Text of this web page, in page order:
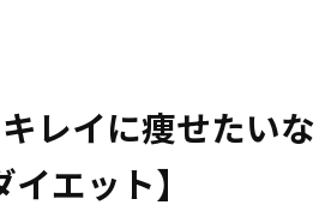
レイに痩せたいな
エット】